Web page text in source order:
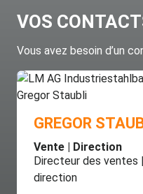
VOS
Vous avez besoin d’un
GREGOR
Vente | Direction
Directeur des ventes
direction